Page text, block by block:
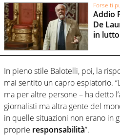
Forse ti
Addio
De
in lutto
In pieno stile Balotelli, poi, la
mai sentito un capro espiatorio.
ma per altre persone – ha detto
giornalisti ma altra gente del
in quelle situazioni non erano in
proprie responsabilità”.